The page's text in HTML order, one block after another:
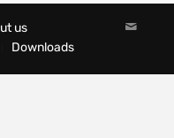
us
Downloads